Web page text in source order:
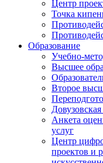
Центр
Точка
Образование
Учебно-
Высшее
Второе
Анкета
услуг
Центр
проектов и